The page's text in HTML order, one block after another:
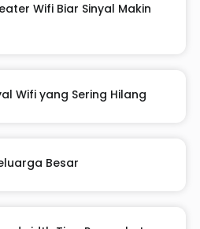
Wifi Biar Sinyal Makin
Wifi yang Sering Hilang
Besar